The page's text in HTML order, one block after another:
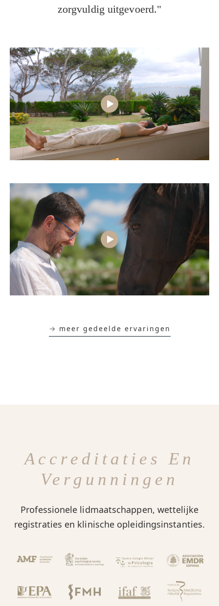
zorgvuldig uitgevoerd."
→ meer gedeelde ervaringen
Accreditaties En
Vergunningen
Professionele lidmaatschappen, wettelijke
registraties en klinische opleidingsinstanties.